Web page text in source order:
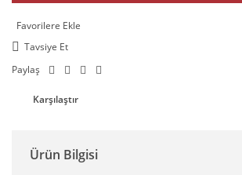
Tavsiye Et
Paylaş
Karşılaştır
Ürün Bilgisi